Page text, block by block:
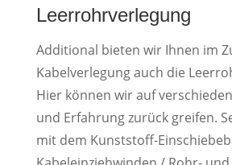
Leerrohrverlegung
Additional bieten wir Ihnen im
Kabelverlegung auch die
Hier können wir auf
und Erfahrung zurück greifen.
mit dem Kunststoff-